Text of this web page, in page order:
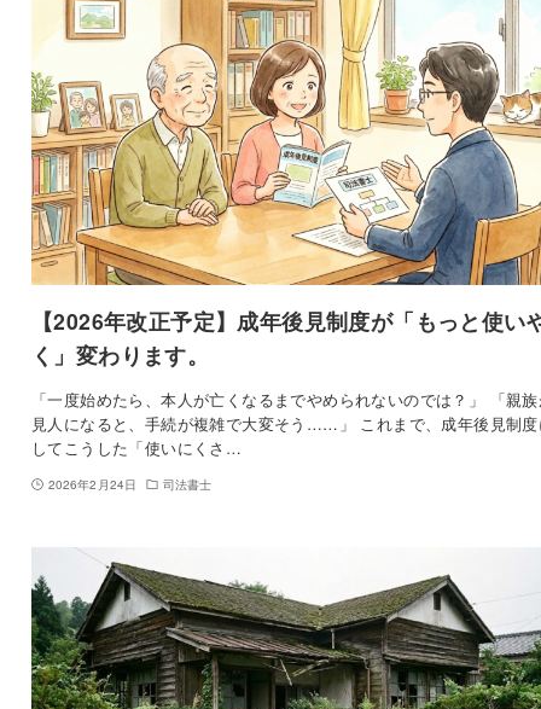
【2026年改正予定】成年後見制度が「もっと使い
く」変わります。
「一度始めたら、本人が亡くなるまでやめられないのでは？」 「親
見人になると、手続が複雑で大変そう……」 これまで、成年後見制
してこうした「使いにくさ…
2026年2月24日 司法書士